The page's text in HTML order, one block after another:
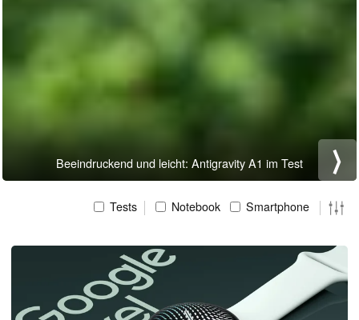
Beeindruckend und leicht: Antigravity A1 im Test ⟩
Tests Notebook Smartphone